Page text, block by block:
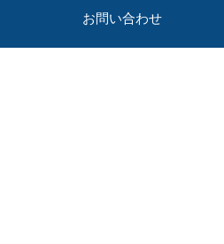
お問い合わせ